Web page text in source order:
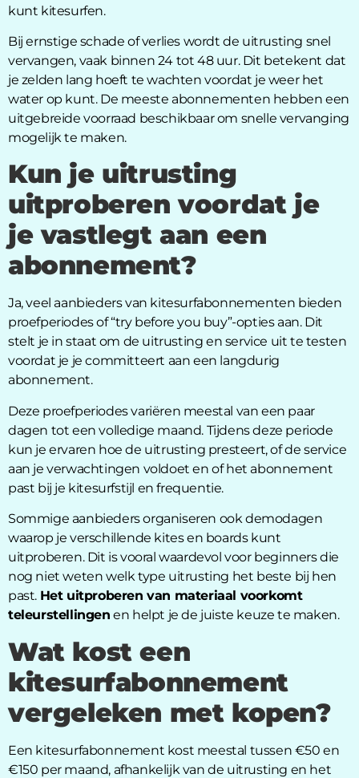
kunt kitesurfen.
Bij ernstige schade of verlies wordt de uitrusting snel
vervangen, vaak binnen 24 tot 48 uur. Dit betekent dat
je zelden lang hoeft te wachten voordat je weer het
water op kunt. De meeste abonnementen hebben een
uitgebreide voorraad beschikbaar om snelle vervanging
mogelijk te maken.
Kun je uitrusting
uitproberen voordat je
je vastlegt aan een
abonnement?
Ja, veel aanbieders van kitesurfabonnementen bieden
proefperiodes of “try before you buy”-opties aan. Dit
stelt je in staat om de uitrusting en service uit te testen
voordat je je committeert aan een langdurig
abonnement.
Deze proefperiodes variëren meestal van een paar
dagen tot een volledige maand. Tijdens deze periode
kun je ervaren hoe de uitrusting presteert, of de service
aan je verwachtingen voldoet en of het abonnement
past bij je kitesurfstijl en frequentie.
Sommige aanbieders organiseren ook demodagen
waarop je verschillende kites en boards kunt
uitproberen. Dit is vooral waardevol voor beginners die
nog niet weten welk type uitrusting het beste bij hen
past. Het uitproberen van materiaal voorkomt
teleurstellingen en helpt je de juiste keuze te maken.
Wat kost een
kitesurfabonnement
vergeleken met kopen?
Een kitesurfabonnement kost meestal tussen €50 en
€150 per maand, afhankelijk van de uitrusting en het